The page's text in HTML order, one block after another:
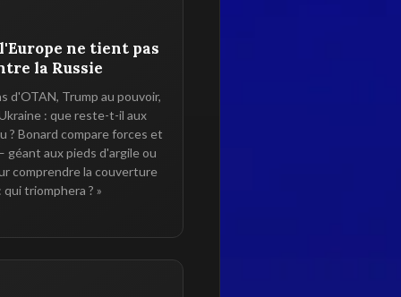
ne tient pas
la Russie
d'OTAN, Trump au pouvoir,
: que reste-t-il aux
? Bonard compare forces et
aux pieds d'argile ou
comprendre la couverture
qui triomphera ? »